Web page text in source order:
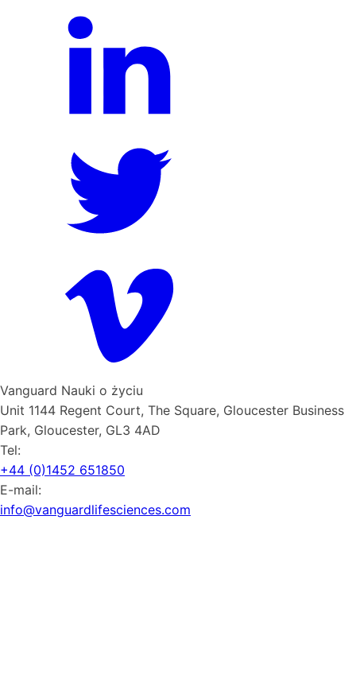
Vanguard Nauki o życiu
Unit 1144 Regent Court, The Square, Gloucester Business
Park, Gloucester, GL3 4AD
Tel:
+44 (0)1452 651850
E-mail:
info@vanguardlifesciences.com